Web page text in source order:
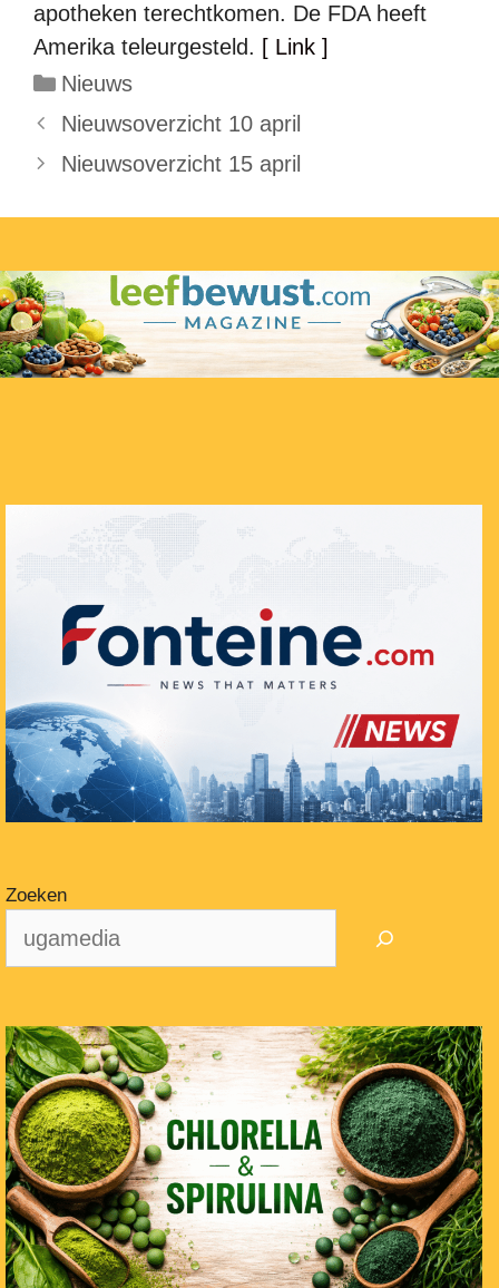
apotheken terechtkomen. De FDA heeft
Amerika teleurgesteld. [ Link ]
Categorieën
Nieuws
Nieuwsoverzicht 10 april
Nieuwsoverzicht 15 april
Zoeken